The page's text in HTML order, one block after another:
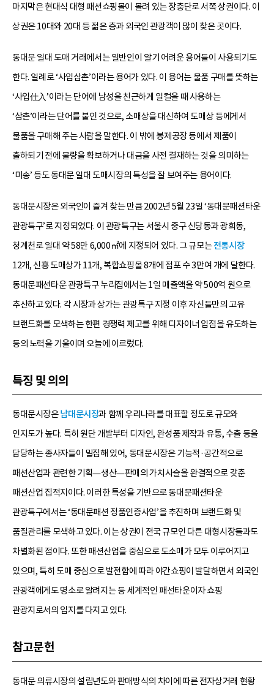
마지막은 현대식 대형 패션쇼핑몰이 몰려 있는 장충단로 서쪽 상권이다. 이
상권은 10대와 20대 등 젊은 층과 외국인 관광객이 많이 찾은 곳이다.
동대문 일대 도매 거래에서는 일반인이 알기 어려운 용어들이 사용되기도
한다. 일례로 ‘사입삼촌’이라는 용어가 있다. 이 용어는 물품 구매를 뜻하는
‘사입仕入’이라는 단어에 남성을 친근하게 일컬을 때 사용하는
‘삼촌’이라는 단어를 붙인 것으로, 소매상을 대신하여 도매상 등에게서
물품을 구매해 주는 사람을 말한다. 이 밖에 봉제공장 등에서 제품이
출하되기 전에 물량을 확보하거나 대금을 사전 결재하는 것을 의미하는
‘미송’ 등도 동대문 일대 도매시장의 특성을 잘 보여주는 용어이다.
동대문시장은 외국인이 즐겨 찾는 만큼 2002년 5월 23일 ‘동대문패션타운
관광특구’로 지정되었다. 이 관광특구는 서울시 중구 신당동과 광희동,
청계천로 일대 약 58만 6,000㎡에 지정되어 있다. 그 규모는전통시장
12개, 신흥 도매상가 11개, 복합쇼핑몰 8개에 점포 수 3만여 개에 달한다.
동대문패션타운 관광특구 누리집에서는 1일 매출액을 약 500억 원으로
추산하고 있다. 각 시장과 상가는 관광특구 지정 이후 자신들만의 고유
브랜드화를 모색하는 한편 경쟁력 제고를 위해 디자이너 입점을 유도하는
등의 노력을 기울이며 오늘에 이르렀다.
특징 및 의의
동대문시장은남대문시장과 함께 우리나라를 대표할 정도로 규모와
인지도가 높다. 특히 원단 개발부터 디자인, 완성품 제작과 유통, 수출 등을
담당하는 종사자들이 밀집해 있어, 동대문시장은 기능적·공간적으로
패션산업과 관련한 기획—생산—판매의 가치사슬을 완결적으로 갖춘
패션산업 집적지이다. 이러한 특성을 기반으로 동대문패션타운
관광특구에서는 ‘동대문패션 정품인증사업’을 추진하며 브랜드화 및
품질관리를 모색하고 있다. 이는 상권이 전국 규모인 다른 대형시장들과도
차별화된 점이다. 또한 패션산업을 중심으로 도소매가 모두 이루어지고
있으며, 특히 도매 중심으로 발전함에 따라 야간쇼핑이 발달하면서 외국인
관광객에게도 명소로 알려지는 등 세계적인 패선타운이자 쇼핑
관광지로서의 입지를 다지고 있다.
참고문헌
동대문 의류시장의 설립년도와 판매방식의 차이에 따른 전자상거래 현황